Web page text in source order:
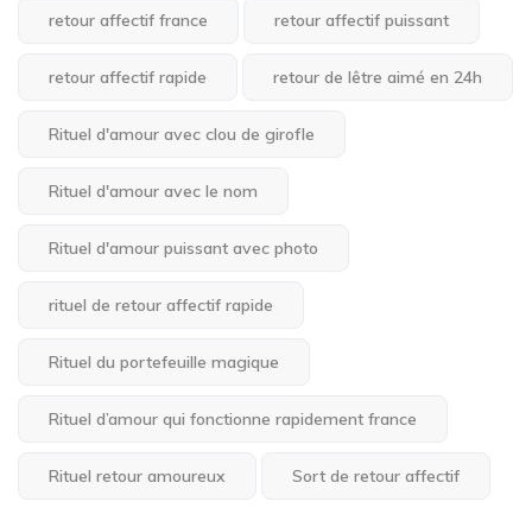
retour affectif france retour affectif puissant
retour affectif rapide retour de lêtre aimé en 24h
Rituel d'amour avec clou de girofle
Rituel d'amour avec le nom
Rituel d'amour puissant avec photo
rituel de retour affectif rapide
Rituel du portefeuille magique
Rituel d’amour qui fonctionne rapidement france
Rituel retour amoureux Sort de retour affectif